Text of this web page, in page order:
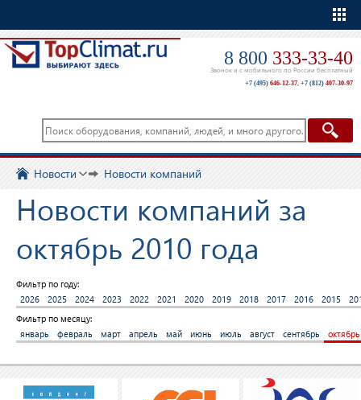
8 800 333-33-40
Звонок и с мобильного по России бесплатный
+7 (495) 646-12-37, +7 (812) 407-30-97
Новости Новости компаний
Новости компаний за
октябрь 2010 года
Фильтр по году:
2026
2025 2024 2023 2022 2021 2020 2019 2018 2017 2016 2015
Фильтр по месяцу:
январь
февраль март апрель май июнь июль август сентябрь октябрь